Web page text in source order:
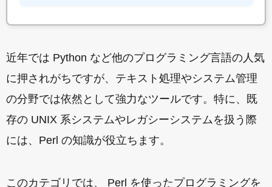
近年では Python など他のプログラミング言語の人気
に押されがちですが、テキスト処理やシステム管理
の分野では依然として強力なツールです。特に、既
存の UNIX 系システムやレガシーシステムを扱う際
には、Perl の知識が役立ちます。
このカテゴリでは、 Perl を使ったプログラミングを